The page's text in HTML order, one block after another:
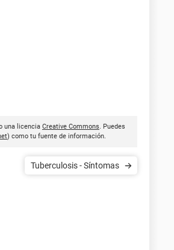
una licencia Creative Commons. Puedes
) como tu fuente de información.
Tuberculosis - Síntomas